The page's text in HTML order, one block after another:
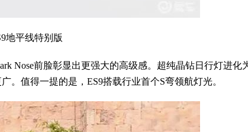
地平线特别版
Nose前脸彰显出更强大的高级感。超纯晶钻日行灯进化
。值得一提的是，ES9搭载行业首个S弯领航灯光。